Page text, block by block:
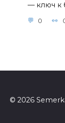
— ключ к
0
© 2026